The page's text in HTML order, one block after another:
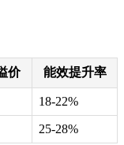
价 能效提升率
18-22%
25-28%